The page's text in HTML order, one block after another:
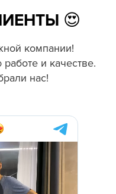
😍
компании!
и качестве.
нас!